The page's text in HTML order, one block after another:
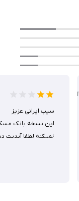
آب، گاز و تلفن را
خدمات مربوط به بانک
اینترنتی استفاده
همراه اول و رایتل
اقساط خود را
اين نسخه بانك
نميكنه لطفا آپديت